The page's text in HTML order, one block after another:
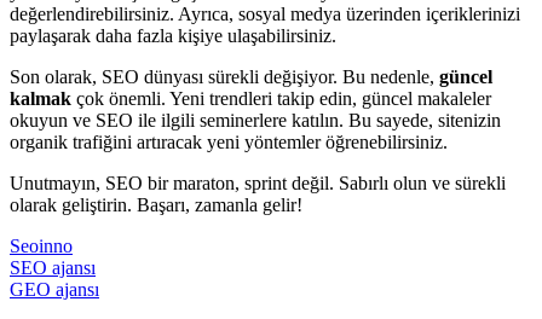
değerlendirebilirsiniz. Ayrıca, sosyal medya üzerinden içeriklerinizi
paylaşarak daha fazla kişiye ulaşabilirsiniz.
Son olarak, SEO dünyası sürekli değişiyor. Bu nedenle, güncel
kalmak çok önemli. Yeni trendleri takip edin, güncel makaleler
okuyun ve SEO ile ilgili seminerlere katılın. Bu sayede, sitenizin
organik trafiğini artıracak yeni yöntemler öğrenebilirsiniz.
Unutmayın, SEO bir maraton, sprint değil. Sabırlı olun ve sürekli
olarak geliştirin. Başarı, zamanla gelir!
Seoinno
SEO ajansı
GEO ajansı